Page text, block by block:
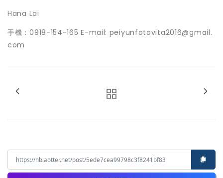
Hana Lai
手機：0918-154-165 E-mail: peiyunfotovita2016@gmail.
com